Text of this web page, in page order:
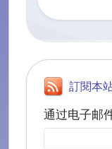
訂閱本
通过电子邮